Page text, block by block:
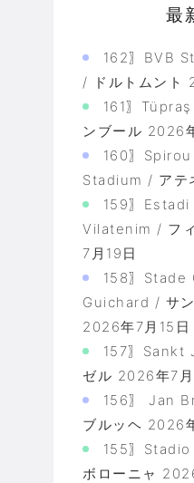
最
162〗BVB
/ ドルトムント
161〗
ンブール 2026
160〗
Stadium / アテ
159〗
Vilatenim / フ
7月19日
158〗Stade
Guichard / サ
2026年7月15日
157〗Sankt
ゼル 2026年7月
156〗 Jan
ブルッヘ 2026
155〗
ボローニャ